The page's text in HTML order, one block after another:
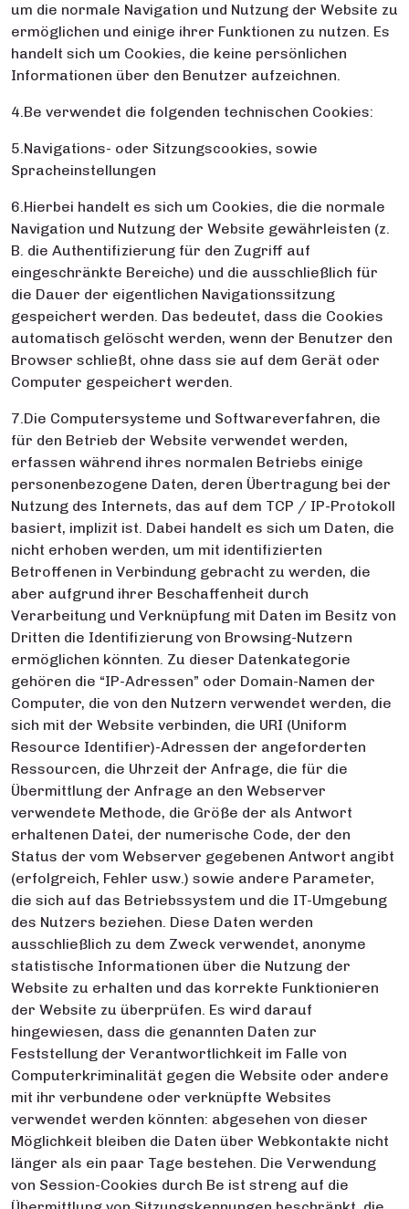
um die normale Navigation und Nutzung der Website zu
ermöglichen und einige ihrer Funktionen zu nutzen. Es
handelt sich um Cookies, die keine persönlichen
Informationen über den Benutzer aufzeichnen.
4.Be verwendet die folgenden technischen Cookies:
5.Navigations- oder Sitzungscookies, sowie
Spracheinstellungen
6.Hierbei handelt es sich um Cookies, die die normale
Navigation und Nutzung der Website gewährleisten (z.
B. die Authentifizierung für den Zugriff auf
eingeschränkte Bereiche) und die ausschließlich für
die Dauer der eigentlichen Navigationssitzung
gespeichert werden. Das bedeutet, dass die Cookies
automatisch gelöscht werden, wenn der Benutzer den
Browser schließt, ohne dass sie auf dem Gerät oder
Computer gespeichert werden.
7.Die Computersysteme und Softwareverfahren, die
für den Betrieb der Website verwendet werden,
erfassen während ihres normalen Betriebs einige
personenbezogene Daten, deren Übertragung bei der
Nutzung des Internets, das auf dem TCP / IP-Protokoll
basiert, implizit ist. Dabei handelt es sich um Daten, die
nicht erhoben werden, um mit identifizierten
Betroffenen in Verbindung gebracht zu werden, die
aber aufgrund ihrer Beschaffenheit durch
Verarbeitung und Verknüpfung mit Daten im Besitz von
Dritten die Identifizierung von Browsing-Nutzern
ermöglichen könnten. Zu dieser Datenkategorie
gehören die “IP-Adressen” oder Domain-Namen der
Computer, die von den Nutzern verwendet werden, die
sich mit der Website verbinden, die URI (Uniform
Resource Identifier)-Adressen der angeforderten
Ressourcen, die Uhrzeit der Anfrage, die für die
Übermittlung der Anfrage an den Webserver
verwendete Methode, die Größe der als Antwort
erhaltenen Datei, der numerische Code, der den
Status der vom Webserver gegebenen Antwort angibt
(erfolgreich, Fehler usw.) sowie andere Parameter,
die sich auf das Betriebssystem und die IT-Umgebung
des Nutzers beziehen. Diese Daten werden
ausschließlich zu dem Zweck verwendet, anonyme
statistische Informationen über die Nutzung der
Website zu erhalten und das korrekte Funktionieren
der Website zu überprüfen. Es wird darauf
hingewiesen, dass die genannten Daten zur
Feststellung der Verantwortlichkeit im Falle von
Computerkriminalität gegen die Website oder andere
mit ihr verbundene oder verknüpfte Websites
verwendet werden könnten: abgesehen von dieser
Möglichkeit bleiben die Daten über Webkontakte nicht
länger als ein paar Tage bestehen. Die Verwendung
von Session-Cookies durch Be ist streng auf die